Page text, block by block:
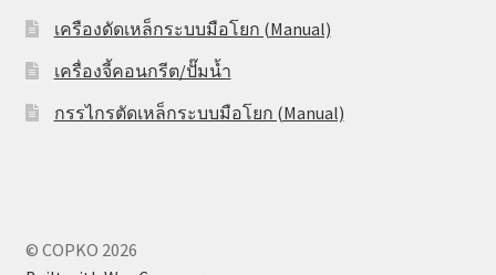
เครืองดัดเหล็กระบบมือโยก (Manual)
เครื่องจี้คอนกรีต/ปั๊มน้ำ
กรรไกรตัดเหล็กระบบมือโยก (Manual)
© COPKO 2026